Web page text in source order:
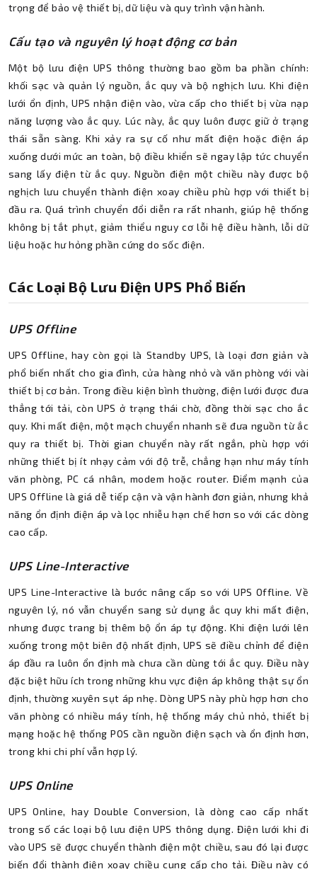
trọng để bảo vệ thiết bị, dữ liệu và quy trình vận hành.
Cấu tạo và nguyên lý hoạt động cơ bản
Một bộ lưu điện UPS thông thường bao gồm ba phần chính:
khối sạc và quản lý nguồn, ắc quy và bộ nghịch lưu. Khi điện
lưới ổn định, UPS nhận điện vào, vừa cấp cho thiết bị vừa nạp
năng lượng vào ắc quy. Lúc này, ắc quy luôn được giữ ở trạng
thái sẵn sàng. Khi xảy ra sự cố như mất điện hoặc điện áp
xuống dưới mức an toàn, bộ điều khiển sẽ ngay lập tức chuyển
sang lấy điện từ ắc quy. Nguồn điện một chiều này được bộ
nghịch lưu chuyển thành điện xoay chiều phù hợp với thiết bị
đầu ra. Quá trình chuyển đổi diễn ra rất nhanh, giúp hệ thống
không bị tắt phụt, giảm thiểu nguy cơ lỗi hệ điều hành, lỗi dữ
liệu hoặc hư hỏng phần cứng do sốc điện.
Các Loại Bộ Lưu Điện UPS Phổ Biến
UPS Offline
UPS Offline, hay còn gọi là Standby UPS, là loại đơn giản và
phổ biến nhất cho gia đình, cửa hàng nhỏ và văn phòng với vài
thiết bị cơ bản. Trong điều kiện bình thường, điện lưới được đưa
thẳng tới tải, còn UPS ở trạng thái chờ, đồng thời sạc cho ắc
quy. Khi mất điện, một mạch chuyển nhanh sẽ đưa nguồn từ ắc
quy ra thiết bị. Thời gian chuyển này rất ngắn, phù hợp với
những thiết bị ít nhạy cảm với độ trễ, chẳng hạn như máy tính
văn phòng, PC cá nhân, modem hoặc router. Điểm mạnh của
UPS Offline là giá dễ tiếp cận và vận hành đơn giản, nhưng khả
năng ổn định điện áp và lọc nhiễu hạn chế hơn so với các dòng
cao cấp.
UPS Line-Interactive
UPS Line-Interactive là bước nâng cấp so với UPS Offline. Về
nguyên lý, nó vẫn chuyển sang sử dụng ắc quy khi mất điện,
nhưng được trang bị thêm bộ ổn áp tự động. Khi điện lưới lên
xuống trong một biên độ nhất định, UPS sẽ điều chỉnh để điện
áp đầu ra luôn ổn định mà chưa cần dùng tới ắc quy. Điều này
đặc biệt hữu ích trong những khu vực điện áp không thật sự ổn
định, thường xuyên sụt áp nhẹ. Dòng UPS này phù hợp hơn cho
văn phòng có nhiều máy tính, hệ thống máy chủ nhỏ, thiết bị
mạng hoặc hệ thống POS cần nguồn điện sạch và ổn định hơn,
trong khi chi phí vẫn hợp lý.
UPS Online
UPS Online, hay Double Conversion, là dòng cao cấp nhất
trong số các loại bộ lưu điện UPS thông dụng. Điện lưới khi đi
vào UPS sẽ được chuyển thành điện một chiều, sau đó lại được
biến đổi thành điện xoay chiều cung cấp cho tải. Điều này có